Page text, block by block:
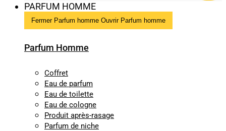
PARFUM HOMME
Fermer Parfum homme Ouvrir Parfum homme
Parfum Homme
Coffret
Eau de parfum
Eau de toilette
Eau de cologne
Produit après-rasage
Parfum de niche